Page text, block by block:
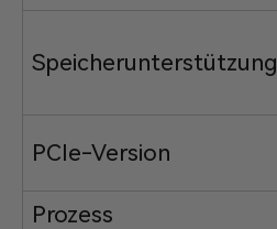
Speicherunterstützung
PCIe-Version
Prozess